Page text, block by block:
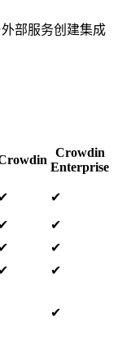
部服务创建集成
Crowdin
Enterprise
✔ ✔
✔
✔
✔
✔
✔
✔
✔